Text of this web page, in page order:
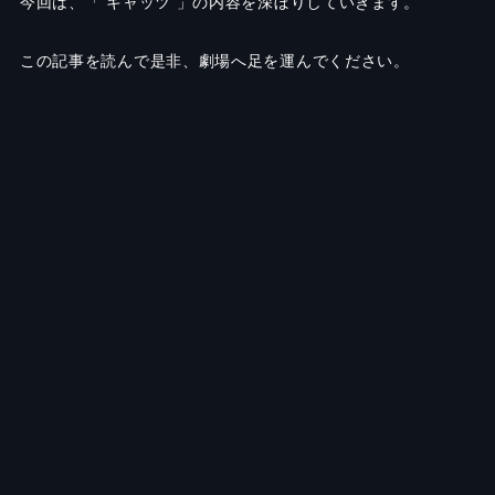
この記事を読んで是非、劇場へ足を運んでください。